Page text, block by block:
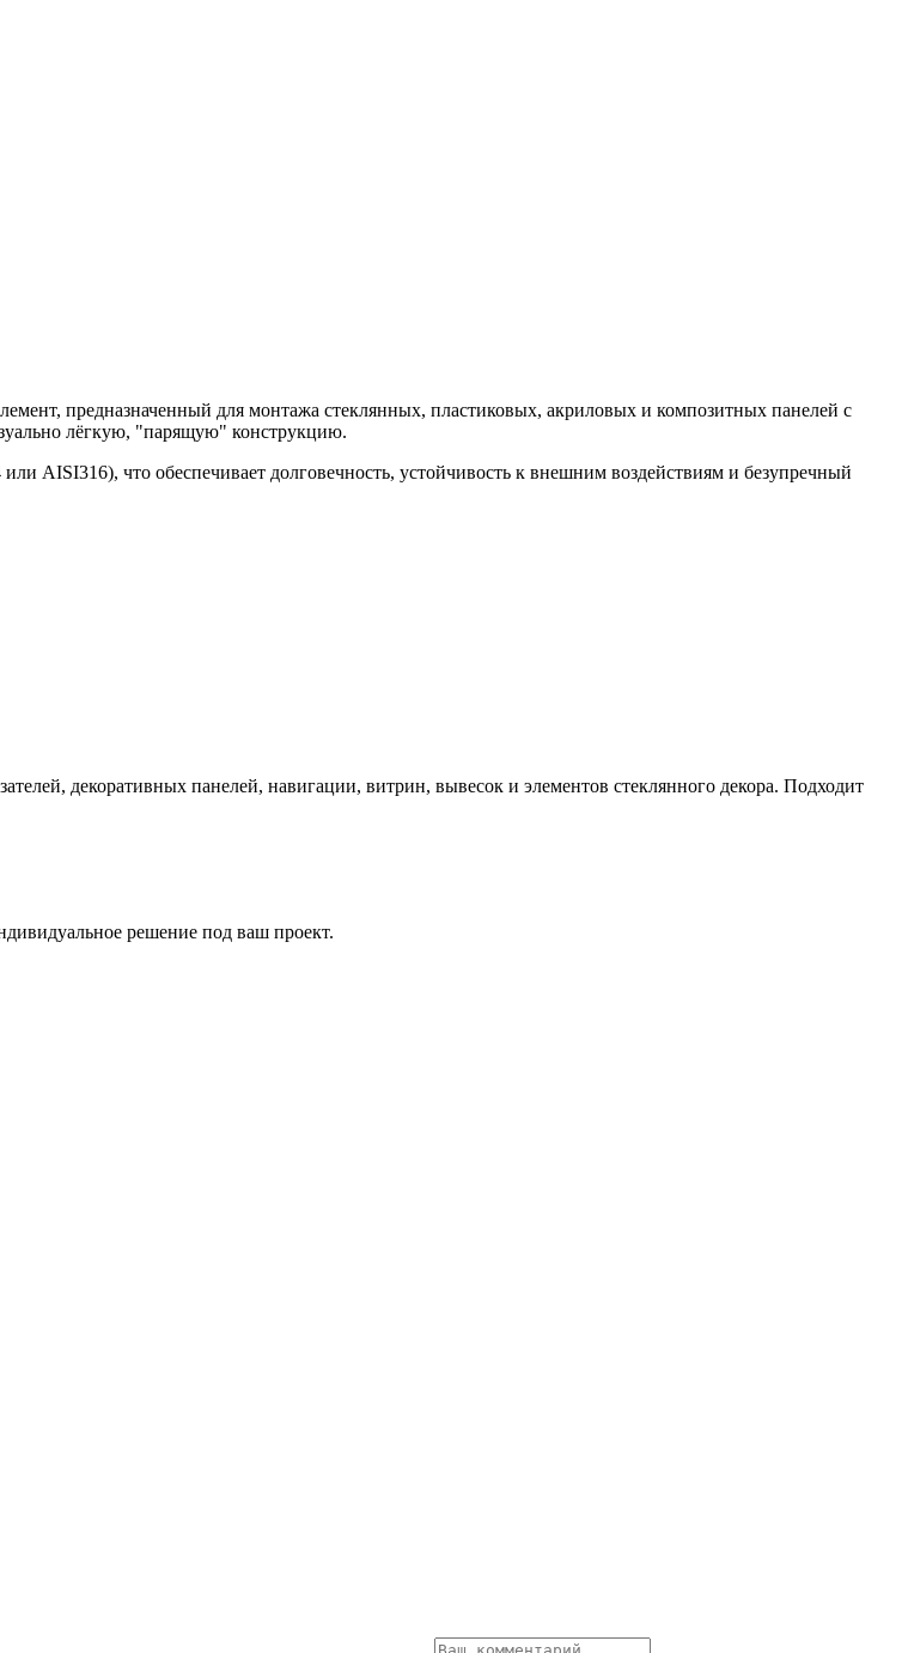
предназначенный для монтажа стеклянных, пластиковых, акриловых и композитных панелей с
лёгкую, "парящую" конструкцию.
AISI316), что обеспечивает долговечность, устойчивость к внешним воздействиям и безупречный
декоративных панелей, навигации, витрин, вывесок и элементов стеклянного декора. Подходит
решение под ваш проект.